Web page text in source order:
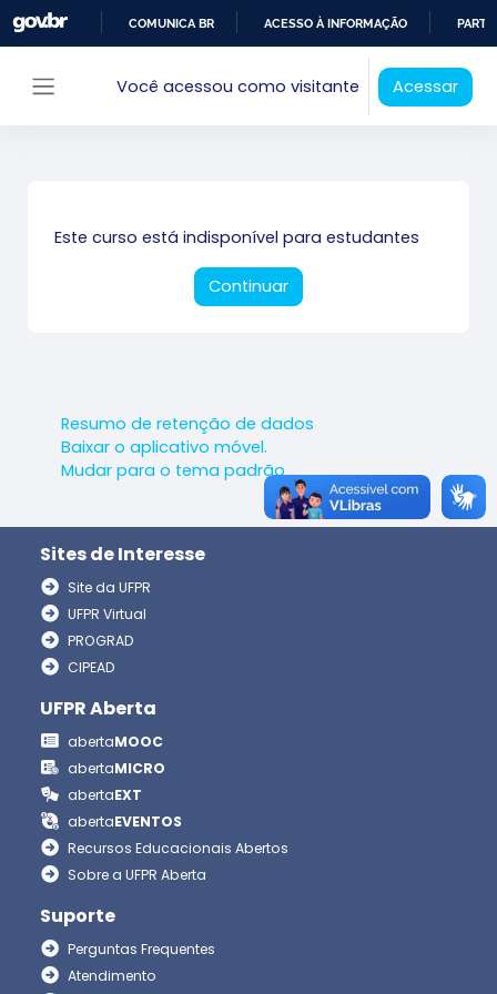
Ir para o conteúdo principal
PARA
COMUNICA BR ACESSO À INFORMAÇÃO
Você acessou como visitante Acessar
Este curso está indisponível para estudantes
Continuar
Resumo de retenção de dados
Baixar o aplicativo móvel.
Mudar para o tema padrão
Sites de Interesse
Site da UFPR
UFPR Virtual
PROGRAD
CIPEAD
UFPR Aberta
abertaMOOC
abertaMICRO
abertaEXT
abertaEVENTOS
Recursos Educacionais Abertos
Sobre a UFPR Aberta
Suporte
Perguntas Frequentes
Atendimento